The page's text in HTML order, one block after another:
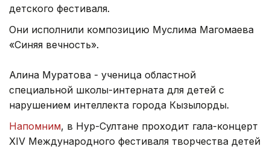
детского фестиваля.
Они исполнили композицию Муслима Магомаева
«Синяя вечность».
Алина Муратова - ученица областной
специальной школы-интерната для детей с
нарушением интеллекта города Кызылорды.
Напомним, в Нур-Султане проходит гала-концерт
XIV Международного фестиваля творчества детей